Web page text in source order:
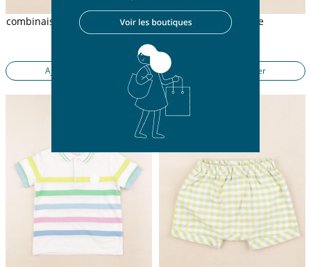
combinaison blanc, multicolore
6 mois
Ajouter au panier
chapeau rose
3 mois
Ajouter au panier